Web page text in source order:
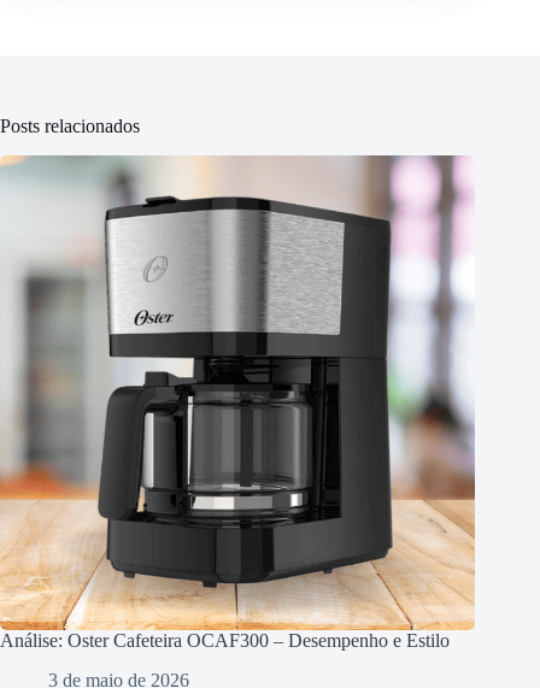
Posts relacionados
Análise: Oster Cafeteira OCAF300 – Desempenho e Estilo
3 de maio de 2026